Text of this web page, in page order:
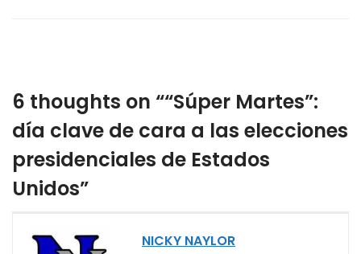
6 thoughts on ““Súper Martes”:
día clave de cara a las elecciones
presidenciales de Estados
Unidos”
NICKY NAYLOR